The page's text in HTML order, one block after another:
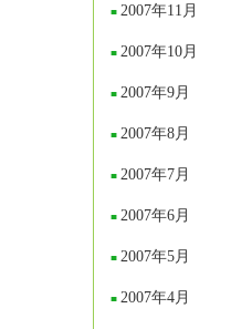
2007年11月
2007年10月
2007年9月
2007年8月
2007年7月
2007年6月
2007年5月
2007年4月